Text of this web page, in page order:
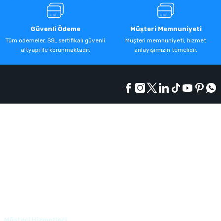
Güvenli Ödeme
Tüm ödemeler, SSL sertifikalı güvenli
altyapı ile korunmaktadır.
Müşteri Memnuniyeti
Müşteri memnuniyeti, hizmet
anlayışımızın temelidir.